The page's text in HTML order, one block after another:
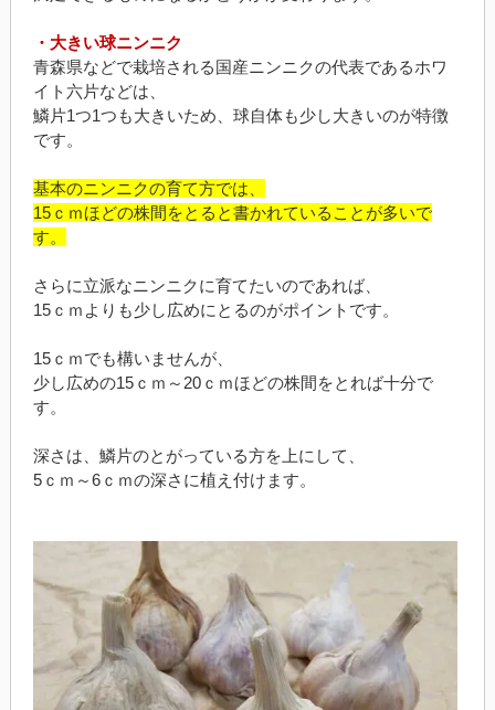
・大きい球ニンニク
青森県などで栽培される国産ニンニクの代表であるホワ
イト六片などは、
鱗片1つ1つも大きいため、球自体も少し大きいのが特徴
です。
基本のニンニクの育て方では、
15ｃｍほどの株間をとると書かれていることが多いで
す。
さらに立派なニンニクに育てたいのであれば、
15ｃｍよりも少し広めにとるのがポイントです。
15ｃｍでも構いませんが、
少し広めの15ｃｍ～20ｃｍほどの株間をとれば十分で
す。
深さは、鱗片のとがっている方を上にして、
5ｃｍ～6ｃｍの深さに植え付けます。